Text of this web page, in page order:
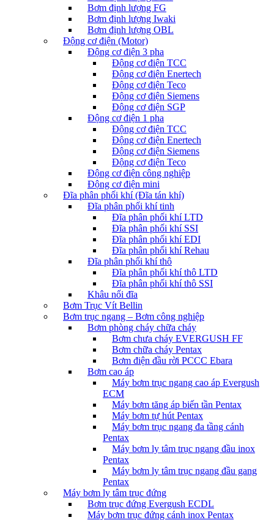
Bơm định lượng FG
Bơm định lượng Iwaki
Bơm định lượng OBL
Động cơ điện (Motor)
Động cơ điện 3 pha
Động cơ điện TCC
Động cơ điện Enertech
Động cơ điện Teco
Động cơ điện Siemens
Động cơ điện SGP
Động cơ điện 1 pha
Động cơ điện TCC
Động cơ điện Enertech
Động cơ điện Siemens
Động cơ điện Teco
Động cơ điện công nghiệp
Động cơ điện mini
Đĩa phân phối khí (Đĩa tán khí)
Đĩa phân phối khí tinh
Đĩa phân phối khí LTD
Đĩa phân phối khí SSI
Đĩa phân phối khí EDI
Đĩa phân phối khí Rehau
Đĩa phân phối khí thô
Đĩa phân phối khí thô LTD
Đĩa phân phối khí thô SSI
Khâu nối đĩa
Bơm Trục Vít Bellin
Bơm trục ngang – Bơm công nghiệp
Bơm phòng cháy chữa cháy
Bơm chưa cháy EVERGUSH FF
Bơm chữa cháy Pentax
Bơm điện đầu rời PCCC Ebara
Bơm cao áp
Máy bơm trục ngang cao áp Evergush
ECM
Máy bơm tăng áp biến tần Pentax
Máy bơm tự hút Pentax
Máy bơm trục ngang đa tầng cánh
Pentax
Máy bơm ly tâm trục ngang đầu inox
Pentax
Máy bơm ly tâm trục ngang đầu gang
Pentax
Máy bơm ly tâm trục đứng
Bơm trục đứng Evergush ECDL
Máy bơm trục đứng cánh inox Pentax